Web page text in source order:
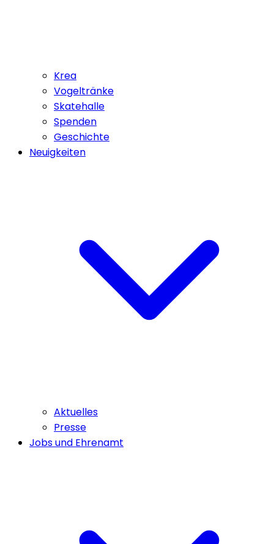
Krea
Vogeltränke
Skatehalle
Spenden
Geschichte
Neuigkeiten
Aktuelles
Presse
Jobs und Ehrenamt